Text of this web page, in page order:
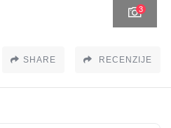
3
SHARE RECENZIJE